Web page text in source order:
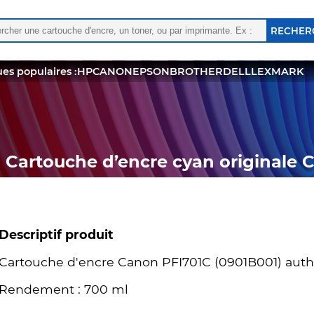
:
les résultats de l'auto-complétion sont disponibles,
populaires :HPCANONEPSONBROTHERDELLLEXMARK
Cartouche d’encre cyan originale
Descriptif produit
Cartouche d'encre Canon PFI701C (0901B001)
Rendement : 700 ml